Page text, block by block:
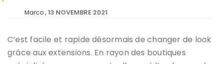
Marco 13 NOVEMBRE 2021
C’est facile et rapide désormais de changer de look
grâce aux extensions. En rayon des boutiques